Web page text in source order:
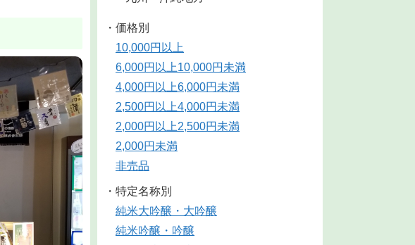
・価格別
10,000円以上
6,000円以上10,000円未満
4,000円以上6,000円未満
2,500円以上4,000円未満
2,000円以上2,500円未満
2,000円未満
非売品
・特定名称別
純米大吟醸・大吟醸
純米吟醸・吟醸